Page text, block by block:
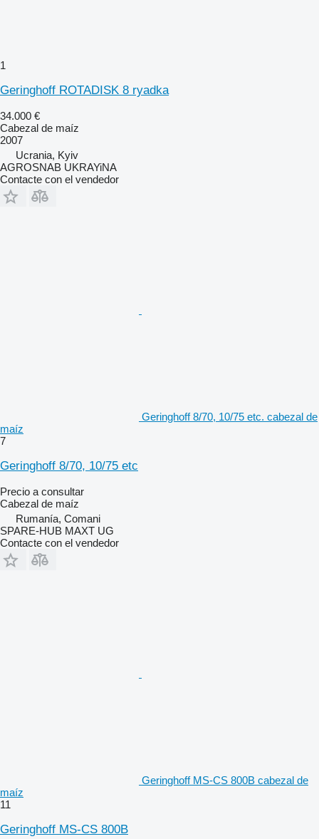
1
Geringhoff ROTADISK 8 ryadka
34.000 €
Cabezal de maíz
2007
Ucrania, Kyiv
AGROSNAB UKRAYiNA
Contacte con el vendedor
Geringhoff 8/70, 10/75 etc. cabezal de
maíz
7
Geringhoff 8/70, 10/75 etc
Precio a consultar
Cabezal de maíz
Rumanía, Comani
SPARE-HUB MAXT UG
Contacte con el vendedor
Geringhoff MS-CS 800B cabezal de
maíz
11
Geringhoff MS-CS 800B